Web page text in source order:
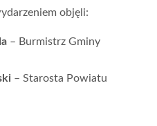
objęli:
– Burmistrz Gminy
– Starosta Powiatu